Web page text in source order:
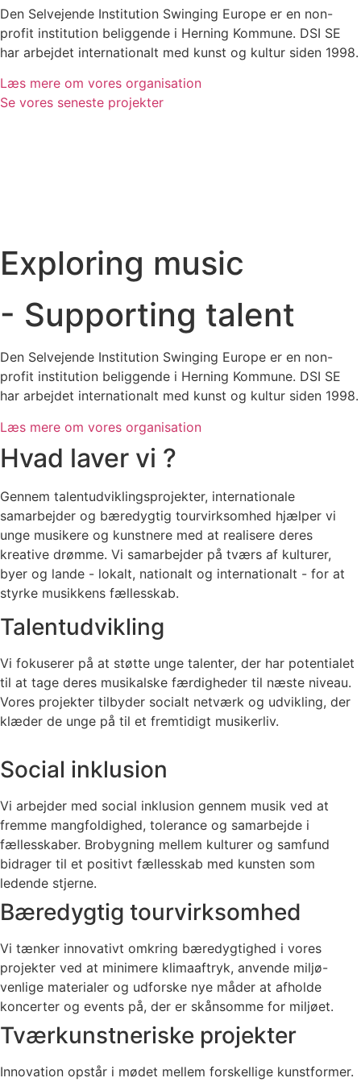
Den Selvejende Institution Swinging Europe er en non-
profit institution beliggende i Herning Kommune. DSI SE
har arbejdet internationalt med kunst og kultur siden 1998.
Læs mere om vores organisation
Se vores seneste projekter
Exploring music
- Supporting talent
Den Selvejende Institution Swinging Europe er en non-
profit institution beliggende i Herning Kommune. DSI SE
har arbejdet internationalt med kunst og kultur siden 1998.
Læs mere om vores organisation
Hvad laver vi ?
Gennem talentudviklingsprojekter, internationale
samarbejder og bæredygtig tourvirksomhed hjælper vi
unge musikere og kunstnere med at realisere deres
kreative drømme. Vi samarbejder på tværs af kulturer,
byer og lande - lokalt, nationalt og internationalt - for at
styrke musikkens fællesskab.
Talentudvikling
Vi fokuserer på at støtte unge talenter, der har potentialet
til at tage deres musikalske færdigheder til næste niveau.
Vores projekter tilbyder socialt netværk og udvikling, der
klæder de unge på til et fremtidigt musikerliv.
Social inklusion
Vi arbejder med social inklusion gennem musik ved at
fremme mangfoldighed, tolerance og samarbejde i
fællesskaber. Brobygning mellem kulturer og samfund
bidrager til et positivt fællesskab med kunsten som
ledende stjerne.
Bæredygtig tourvirksomhed
Vi tænker innovativt omkring bæredygtighed i vores
projekter ved at minimere klimaaftryk, anvende miljø-
venlige materialer og udforske nye måder at afholde
koncerter og events på, der er skånsomme for miljøet.
Tværkunstneriske projekter
Innovation opstår i mødet mellem forskellige kunstformer.